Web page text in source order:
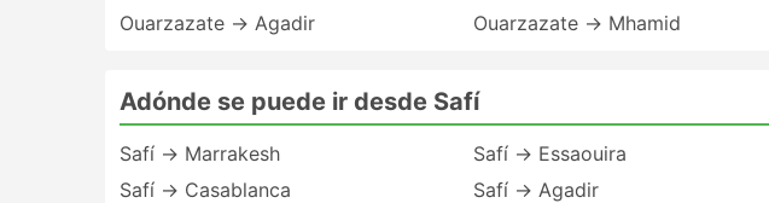
Ouarzazate → Agadir
Ouarzazate → Mhamid
Adónde se puede ir desde Safí
Safí → Marrakesh
Safí → Casablanca
Safí → Essaouira
Safí → Agadir